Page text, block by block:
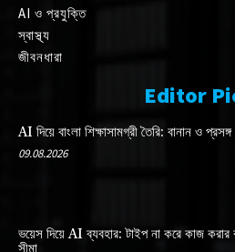
AI ও প্রযুক্তি
স্বাস্থ্য
জীবনধারা
Editor
AI দিয়ে বাংলা শিক্ষাসামগ্রী তৈরি: বানান ও
09.08.2026
ভয়েস দিয়ে AI ব্যবহার: টাইপ না করে কাজ করার